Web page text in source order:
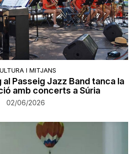
I MITJANS
al Passeig Jazz Band tanca la
amb concerts a Súria
02/06/2026